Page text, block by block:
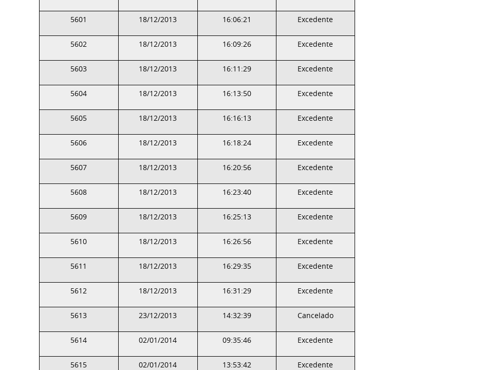
5601 18/12/2013 16:06:21 Excedente
5602 18/12/2013 16:09:26 Excedente
5603 18/12/2013 16:11:29 Excedente
5604 18/12/2013 16:13:50 Excedente
5605 18/12/2013 16:16:13 Excedente
5606 18/12/2013 16:18:24 Excedente
5607 18/12/2013 16:20:56 Excedente
5608 18/12/2013 16:23:40 Excedente
5609 18/12/2013 16:25:13 Excedente
5610 18/12/2013 16:26:56 Excedente
5611 18/12/2013 16:29:35 Excedente
5612 18/12/2013 16:31:29 Excedente
5613 23/12/2013 14:32:39 Cancelado
5614 02/01/2014 09:35:46 Excedente
5615 02/01/2014 13:53:42 Excedente